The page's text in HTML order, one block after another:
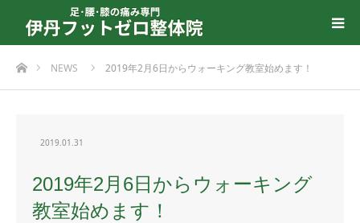
ホームNEWS 2019年2月6日からウォーキング教室始めます！
2019.01.31
2019年2月6日からウォーキング
教室始めます！